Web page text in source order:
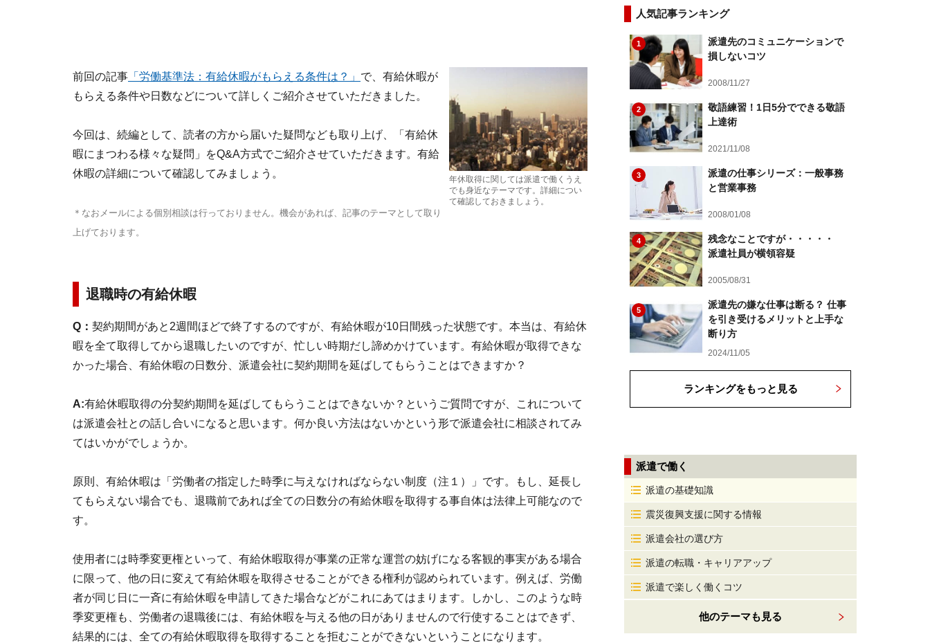
年休取得に関しては派遣で働くうえ
でも身近なテーマです。詳細につい
て確認しておきましょう。
前回の記事 「労働基準法：有給休暇がもらえる条件は？」 で、有給休暇が
もらえる条件や日数などについて詳しくご紹介させていただきました。
今回は、続編として、読者の方から届いた疑問なども取り上げ、「有給休
暇にまつわる様々な疑問」をQ&A方式でご紹介させていただきます。有給
休暇の詳細について確認してみましょう。
＊なおメールによる個別相談は行っておりません。機会があれば、記事のテーマとして取り
上げております。
退職時の有給休暇
Q： 契約期間があと2週間ほどで終了するのですが、有給休暇が10日間残った状態です。本当は、有給休
暇を全て取得してから退職したいのですが、忙しい時期だし諦めかけています。有給休暇が取得できな
かった場合、有給休暇の日数分、派遣会社に契約期間を延ばしてもらうことはできますか？
A:有給休暇取得の分契約期間を延ばしてもらうことはできないか？というご質問ですが、これについて
は派遣会社との話し合いになると思います。何か良い方法はないかという形で派遣会社に相談されてみ
てはいかがでしょうか。
原則、有給休暇は「労働者の指定した時季に与えなければならない制度（注１）」です。もし、延長し
てもらえない場合でも、退職前であれば全ての日数分の有給休暇を取得する事自体は法律上可能なので
す。
使用者には時季変更権といって、有給休暇取得が事業の正常な運営の妨げになる客観的事実がある場合
に限って、他の日に変えて有給休暇を取得させることができる権利が認められています。例えば、労働
者が同じ日に一斉に有給休暇を申請してきた場合などがこれにあてはまります。しかし、このような時
季変更権も、労働者の退職後には、有給休暇を与える他の日がありませんので行使することはできず、
結果的には、全ての有給休暇取得を取得することを拒むことができないということになります。
人気記事ランキング
1
派遣先のコミュニケーションで
損しないコツ
2008/11/27
2
敬語練習！1日5分でできる敬語
上達術
2021/11/08
3
派遣の仕事シリーズ：一般事務
と営業事務
2008/01/08
4
残念なことですが・・・・・
派遣社員が横領容疑
2005/08/31
5
派遣先の嫌な仕事は断る？ 仕事
を引き受けるメリットと上手な
断り方
2024/11/05
ランキングをもっと見る
派遣で働く
派遣の基礎知識
震災復興支援に関する情報
派遣会社の選び方
派遣の転職・キャリアアップ
派遣で楽しく働くコツ
他のテーマも見る